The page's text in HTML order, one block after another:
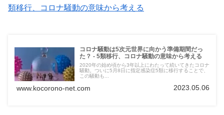
類移行、コロナ騒動の意味から考える
コロナ騒動は5次元世界に向かう準備期間だっ
た？ - 5類移行、コロナ騒動の意味から考える
2020年の始め頃から3年以上にわたって続いてきたコロナ
騒動。ついに5月8日に指定感染症5類に移行することで、
この騒動も...
www.kocorono-net.com 2023.05.06